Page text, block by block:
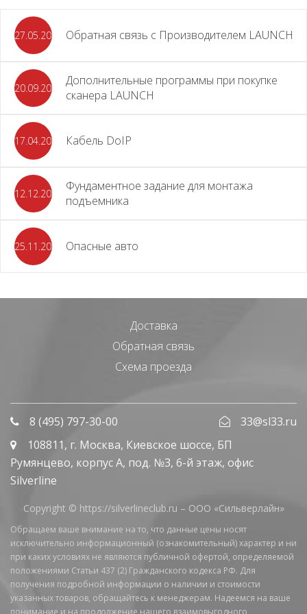
27.05.2026 Обратная связь с Производителем LAUNCH
20.09.2025
Дополнительные программы при покупке
сканера LAUNCH
17.04.2024 Кабель DoIP
12.12.2023
Фундаментное задание для монтажа
подъемника
25.11.2023 Опасные авто
Доставка
Обратная связь
Схема проезда
8 (495) 797-30-00
33@sl33.ru
108811, г. Москва, Киевское шоссе, БП
Румянцево, корпус А, под. №3, 6-й этаж, офис
Silverline
Copyright © https://silverlineclub.ru – ООО «Сильверлайн»
Обращаем ваше внимание на то, что данные цены носят
исключительно информационный (ознакомительный) характер и ни
при каких условиях не являются публичной офертой, определяемой
положениями Статьи 437 (2) Гражданского кодекса РФ. Для
получения подробной информации о наличии и стоимости
указанных товаров, обращайтесь к менеджерам. Надеемся на ваше
понимание и на продолжение нашего взаимовыгодного